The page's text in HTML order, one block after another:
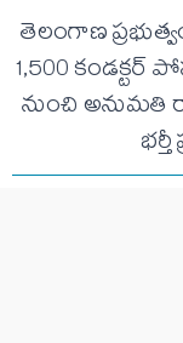
తెలంగాణ
1,500 కండక్టర్
నుంచి అనుమతి